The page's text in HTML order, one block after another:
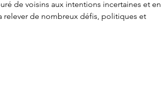
de voisins aux intentions incertaines et en
relever de nombreux défis, politiques et